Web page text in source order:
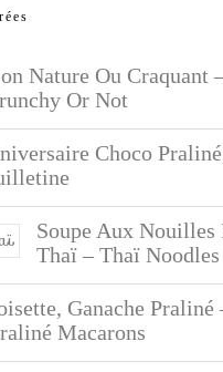
Nature Ou Craquant
Or Not
Choco
Soupe Aux Nouilles
Thaï – Thaï Noodles
Ganache Praliné
Macarons